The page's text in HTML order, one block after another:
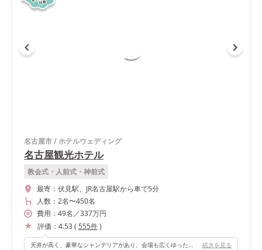
名古屋市/ホテルウェディング
名古屋観光ホテル
教会式・人前式・神前式
最寄： 伏見駅、JR名古屋駅から車で5分
人数： 2名〜450名
費用： 49名 ／337万円
評価： 4.53( 555件)
天井が高く、豪華なシャンデリアがあり、会場も広くゆったりとしたお造りで、ラグジュアリーでゴージャスな披露宴を執り行うことが出来ました!! 続きを見る